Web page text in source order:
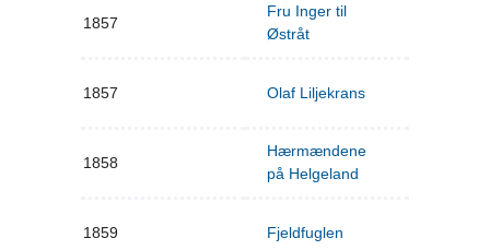
1857
Fru Inger til
Østråt
1857 Olaf Liljekrans
1858
Hærmændene
på Helgeland
1859 Fjeldfuglen